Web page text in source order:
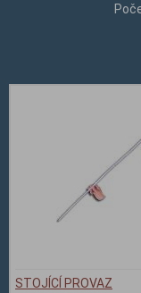
STOJÍCÍ PROVAZ